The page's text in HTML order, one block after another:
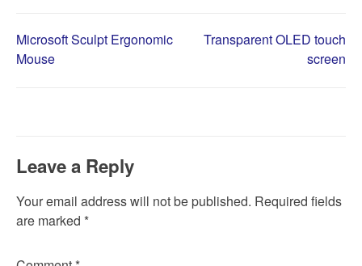
Post
Microsoft Sculpt Ergonomic
Mouse
Transparent OLED touch
screen
Leave a Reply
Your email address will not be published. Required fields
are marked *